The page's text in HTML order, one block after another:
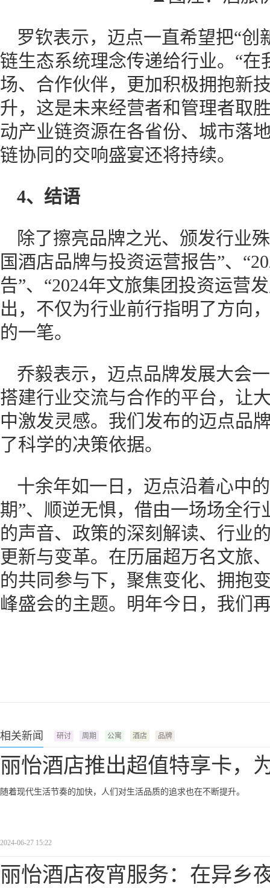
罗钦表示，迈点一直希望把“创
链生态系统理念传递给行业。“
场、合作伙伴，更加积极拥抱新
升，这是未来经营者和管理者取
动产业链资源在各省份、城市落
链协同的交响盛宴还将持续。
4、结语
除了擦亮品牌之光、颁发行业
国酒店品牌与投资运营报告”、
告”、“2024年文旅集团投资运营
出，不仅为行业前行指明了方向
的一笔。
乔毅表示，迈点品牌发展大会
搭建行业交流与合作的平台，让
中激发灵感。我们发布的迈点品
了科学的决策依据。
十余年如一日，迈点沿着心中
期”、顺逆无惧，借由一场场全
的声音、政策的深刻解读、行业
更新与变革。在历届超万名文旅
的共同参与下，聚焦变化、拥抱
峰盛会的主题。明年今日，我们
相关新闻 研讨 周期 公寓 酒店 品牌
丽怡酒店推出超值特享卡，
随着现代生活节奏的加快，人们对生活品质的追求也在不断提升。
2024-06-27 15:22
丽怡酒店夜宵服务：在异乡